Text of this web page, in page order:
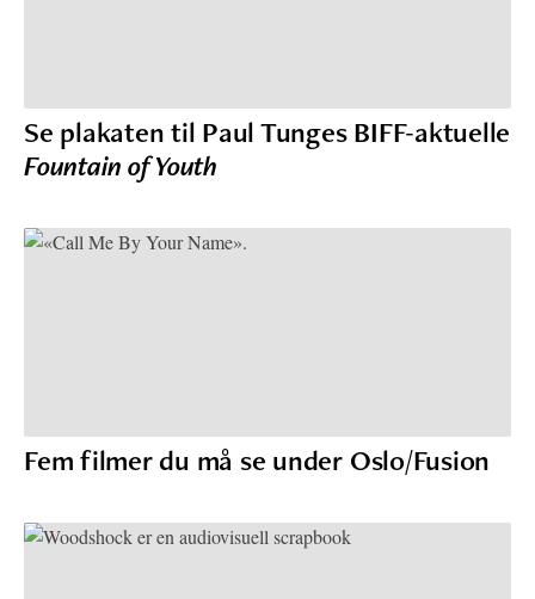
Se plakaten til Paul Tunges BIFF-aktuelle
Fountain of Youth
Fem filmer du må se under Oslo/Fusion